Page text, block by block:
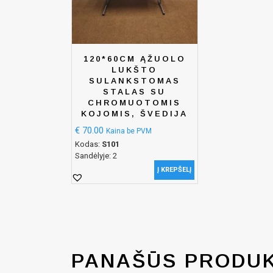
120*60CM ĄŽUOLO
LUKŠTO
SULANKSTOMAS
STALAS SU
CHROMUOTOMIS
KOJOMIS, ŠVEDIJA
€ 70.00 Kaina be PVM
Kodas: S101
Sandėlyje: 2
Į KREPŠELĮ
PANAŠŪS